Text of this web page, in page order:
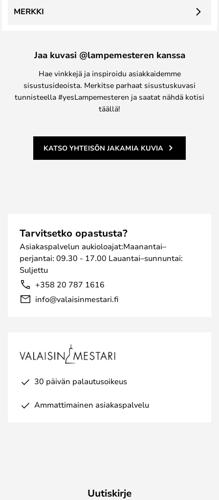
MERKKI
Jaa kuvasi @lampemesteren kanssa
Hae vinkkejä ja inspiroidu asiakkaidemme
sisustusideoista. Merkitse parhaat sisustuskuvasi
tunnisteella #yesLampemesteren ja saatat nähdä kotisi
täällä!
KATSO YHTEISÖN JAKAMIA KUVIA
Tarvitsetko opastusta?
Asiakaspalvelun aukioloajat:Maanantai–
perjantai: 09.30 - 17.00 Lauantai–sunnuntai:
Suljettu
+358 20 787 1616
info@valaisinmestari.fi
30 päivän palautusoikeus
Ammattimainen asiakaspalvelu
Uutiskirje